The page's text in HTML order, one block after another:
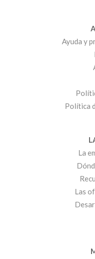
Ayuda y
Política
La
Las